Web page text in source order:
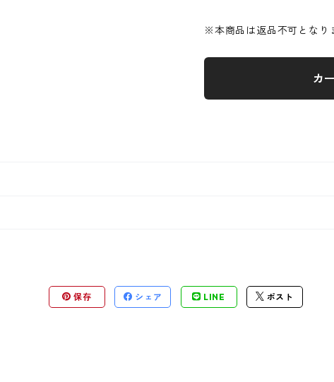
※本商品は返品不可となり
カ
保存 シェア LINE ポスト